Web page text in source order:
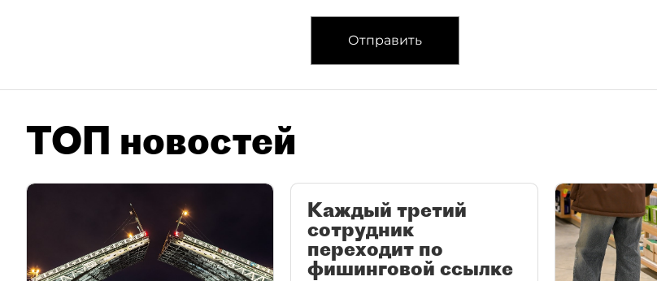
Отправить
ТОП новостей
Каждый третий
сотрудник
переходит по
фишинговой ссылке